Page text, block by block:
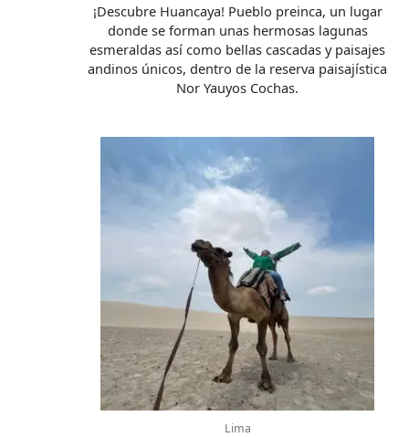
¡Descubre Huancaya! Pueblo preinca, un lugar
donde se forman unas hermosas lagunas
esmeraldas así como bellas cascadas y paisajes
andinos únicos, dentro de la reserva paisajística
Nor Yauyos Cochas.
Lima